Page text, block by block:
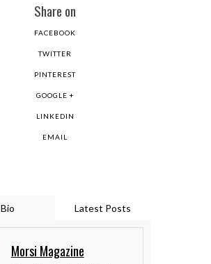
Share on
FACEBOOK
TWITTER
PINTEREST
GOOGLE +
LINKEDIN
EMAIL
Bio Latest Posts
Morsi Magazine